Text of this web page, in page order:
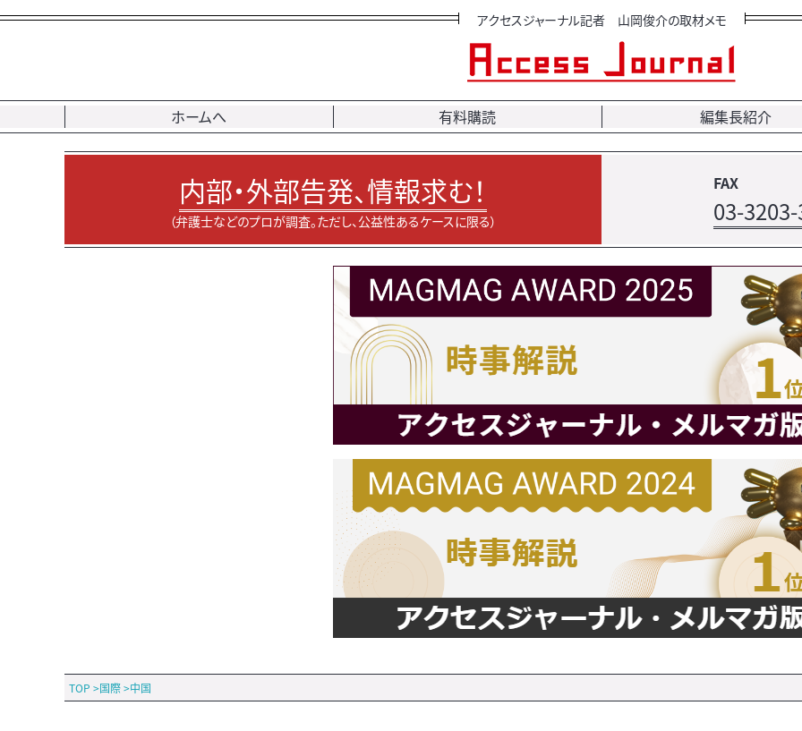
アクセスジャーナル記者 山岡俊介の取材メモ
ホームへ 有料購読 編集長紹介
内部・外部告発、情報求む！
（弁護士などのプロが調査。ただし、公益性あるケースに限る）
FAX
03-
TOP >国際>中国